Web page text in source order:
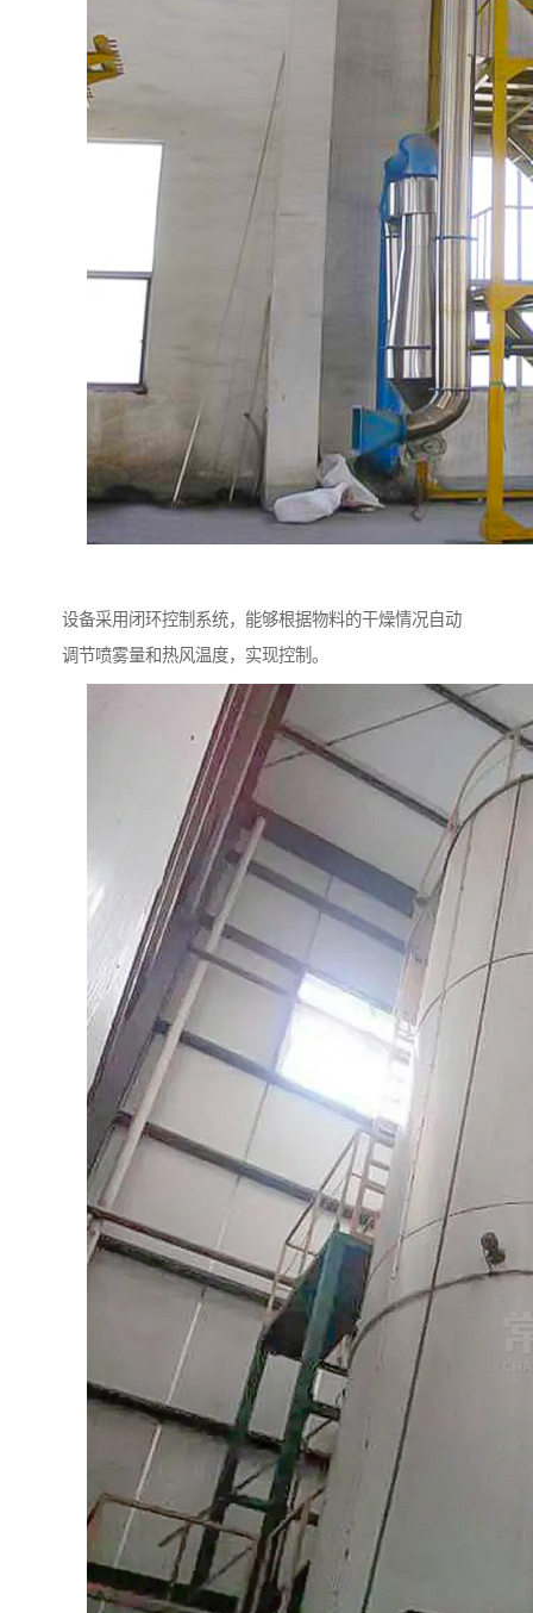
设备采用闭环控制系统，能够根据物料的干燥情况自动
调节喷雾量和热风温度，实现控制。